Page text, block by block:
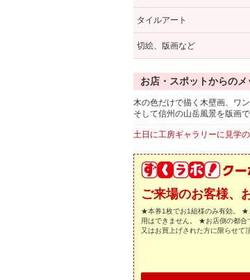
タイルアート
切絵、版画など
お店・スポットからのメ
木の色だけで描く木壁画、ワ
そして信州の山岳風景を版画
土日に工房ギャラリーに見学
ご来場のお客様、
★本券1枚でお1組様のみ有効。 ★
用はできません。 ★お店側の都合
又はお買上げされた方に限らせて